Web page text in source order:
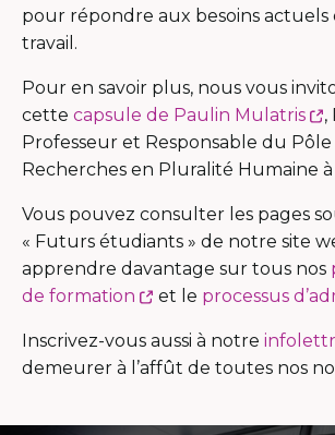
pour répondre aux besoins
travail.
Pour en savoir plus, nous vous
cette capsule de Paulin Mulatris
,
Professeur et Responsable du Pôle
Recherches en Pluralité Humaine à
Vous pouvez consulter les pages
« Futurs étudiants » de notre site
apprendre davantage sur tous nos
de formation
Ce
s'ouvrira
dans
et le processus
Inscrivez-vous aussi à notre
demeurer à l’affût de toutes nos